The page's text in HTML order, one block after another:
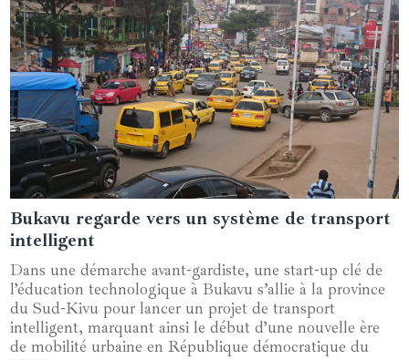
05 juin 2024
Bukavu regarde vers un système de transport
intelligent
Dans une démarche avant-gardiste, une start-up clé de
l’éducation technologique à Bukavu s’allie à la province
du Sud-Kivu pour lancer un projet de transport
intelligent, marquant ainsi le début d’une nouvelle ère
de mobilité urbaine en République démocratique du